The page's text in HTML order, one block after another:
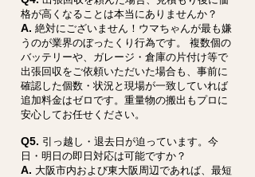
格が高くなることは本当にありませんか？
A. 絶対にございません！ウマちゃんが最も嫌
うのが業界のぼったくり行為です。 複数個の
バッテリーや、ガレージ・倉庫の片付け等で
出張回収をご依頼いただいた場合も、事前に
確認した個数・状況と現場が一致していれば
追加料金はゼロです。重量物の搬出もプロに
安心してお任せください。
Q5. 引っ越し・退去日が迫っています。今
日・明日の即日対応は可能ですか？
A. 大阪市内および東大阪周辺であれば、最短